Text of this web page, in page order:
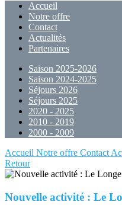
Accueil
Notre offre
Contact
Actualités
Partenaires
Saison 2025-2026
Saison 2024-2025
Séjours 2026
Séjours 2025
2020 - 2025
2010 - 2019
2000 - 2009
Accueil Notre offre Contact
Retour
Nouvelle activité : Le